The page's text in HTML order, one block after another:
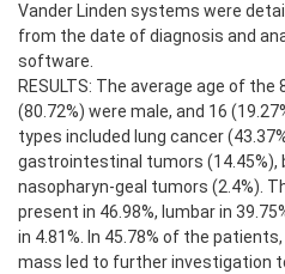
Vander Linden systems were
from the date of diagnosis and
software.
RESULTS: The average age of
(80.72%) were male, and 16
types included lung cancer
gastrointestinal tumors (14.45%),
nasopharyn-geal tumors (2.4%).
present in 46.98%, lumbar in
in 4.81%. In 45.78% of the
mass led to further investigation